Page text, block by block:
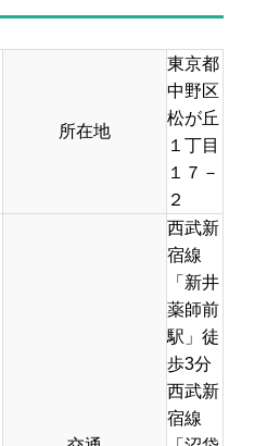
所在地
東京都
中野区
松が丘
１丁目
１７－
２
西武新
宿線
「新井
薬師前
駅」徒
歩3分
西武新
宿線